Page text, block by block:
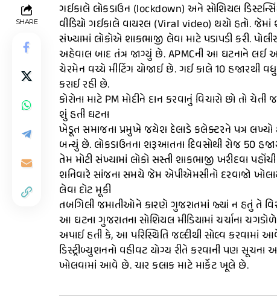
SHARE
ગઈકાલે લોકડાઉન (lockdown) અને સોશિયલ
વીડિયો ગઈકાલે વાયરલ (Viral video) થયો હતો. જેમાં
સંખ્યામાં લોકોએ શાકભાજી લેવા માટે પડાપડી કરી.
અહેવાલ બાદ તંત્ર જાગ્યું છે. APMCની આ ઘટનાને લઈ
ચેરમેન વચ્ચે મીટિંગ યોજાઈ છે. ગઈ કાલે 10 હજારથી વધુ
કરાઈ રહી છે.
કોરોના માટે PM મોદીને દાન કરવાનું વિચારો છો તો
શું હતી ઘટના
ખેડૂત સમાજના પ્રમુખે જયેશ દેલાડે કલેક્ટરને પત્ર લખ્યો
બન્યું છે. લોકડાઉનના શરૂઆતના દિવસોથી રોજ 50
તેમ મોટી સંખ્યામાં લોકો સસ્તી શાકભાજી ખરીદવા
શનિવારે સાંજના સમયે જેમ એપીએમસીનો દરવાજો
લેવા દોટ મૂકી
તબગિલી જમાતીઓને કારણે ગુજરાતમાં જ્યાં ન હતું તે
આ ઘટના ગુજરાતના સોશિયલ મીડિયામાં ચર્ચાના
અપાઈ હતી કે, આ પરિસ્થિતિ જલ્દીથી સોલ્વ કરવામાં
ડિસ્ટ્રીબ્યુશનનો વહીવટ યોગ્ય રીતે કરવાની પણ
ખોલવામાં આવે છે. ચાર કલાક માટે માર્કેટ ખૂલે છે.